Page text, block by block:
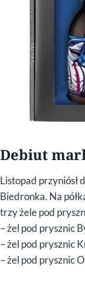
Debiut
Listopad przyniósł
Biedronka. Na
trzy żele pod
– żel pod prysznic
– żel pod prysznic
– żel pod prysznic